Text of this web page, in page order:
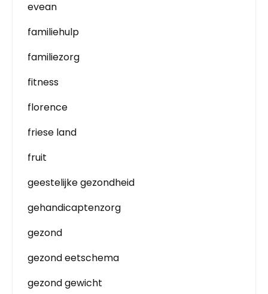
evean
familiehulp
familiezorg
fitness
florence
friese land
fruit
geestelijke gezondheid
gehandicaptenzorg
gezond
gezond eetschema
gezond gewicht